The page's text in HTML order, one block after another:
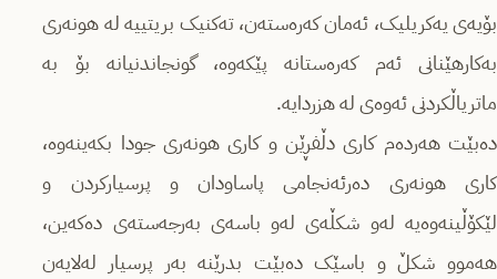
بۆیەی یەکریلیک، ئەمان کەرەستەن، تەکنیک بریتییە لە هونەری
بەکارهێنانی ئەم کەرەستانە پێکەوە، گونجاندنیانە بۆ بە
ماتریاڵکردنی ئەوەی لە هزردایە.
دەبێت هەردەم کاری دڵفڕێن و کاری هونەری جودا بکەینەوە،
کاری هونەری دەرئەنجامی پاساودان و پرسیارکردن و
لێکۆڵینەوەیە لەو شکڵەی لەو باسەی بەرجەستەی دەکەین،
هەموو شکڵ و باسێک دەبێت بدرێنە بەر پرسیار لەلایەن